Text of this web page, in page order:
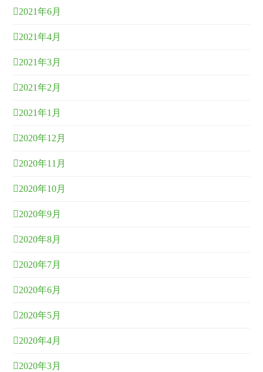
2021年6月
2021年4月
2021年3月
2021年2月
2021年1月
2020年12月
2020年11月
2020年10月
2020年9月
2020年8月
2020年7月
2020年6月
2020年5月
2020年4月
2020年3月